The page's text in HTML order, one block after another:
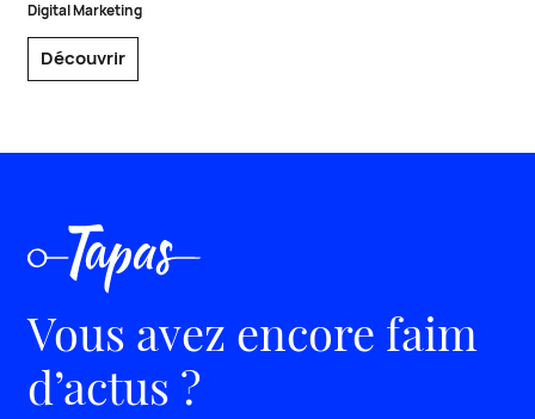
Digital Marketing
Découvrir
Vous avez encore faim
d’actus ?